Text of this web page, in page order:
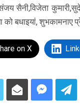
सैनी,विजेता
को बधाइयां, शुभकामनाए
on X